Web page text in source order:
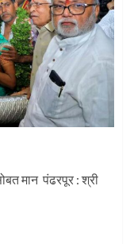
महापूजेचा मान
मान पंढरपूर : श्री